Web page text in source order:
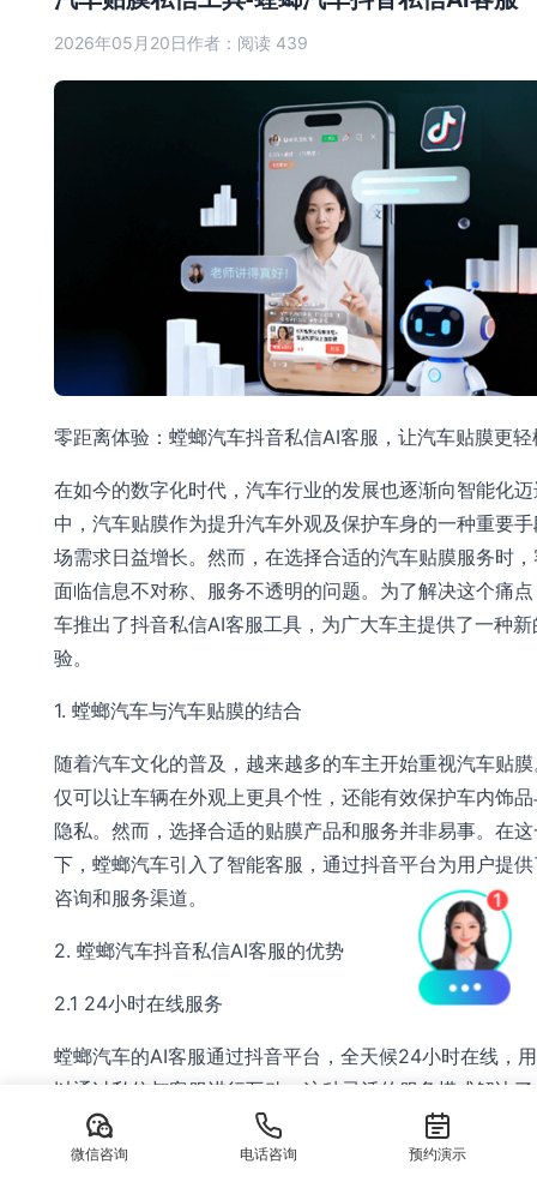
2026年05月20日作者： 阅读 439
零距离体验：螳螂汽车抖音私信AI客服，让汽车贴膜更轻
在如今的数字化时代，汽车行业的发展也逐渐向智能化
中，汽车贴膜作为提升汽车外观及保护车身的一种重要
场需求日益增长。然而，在选择合适的汽车贴膜服务时
面临信息不对称、服务不透明的问题。为了解决这个痛
车推出了抖音私信AI客服工具，为广大车主提供了一种
验。
1. 螳螂汽车与汽车贴膜的结合
随着汽车文化的普及，越来越多的车主开始重视汽车贴
仅可以让车辆在外观上更具个性，还能有效保护车内饰
隐私。然而，选择合适的贴膜产品和服务并非易事。在
下，螳螂汽车引入了智能客服，通过抖音平台为用户提
咨询和服务渠道。
2. 螳螂汽车抖音私信AI客服的优势
2.1 24小时在线服务
螳螂汽车的AI客服通过抖音平台，全天候24小时在线，
以通过私信与客服进行互动。这种灵活的服务模式解决
时间限制的问题，使得用户在任何时间都可以获得专业
助。
微信咨询 电话咨询 预约演示